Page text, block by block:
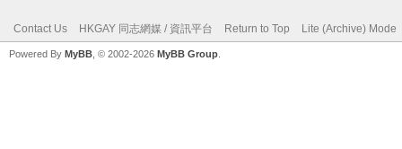
Contact Us HKGAY 同志網媒 / 資訊平台 Return to Top Lite (Archive) Mode
Powered By MyBB , © 2002-2026 MyBB Group